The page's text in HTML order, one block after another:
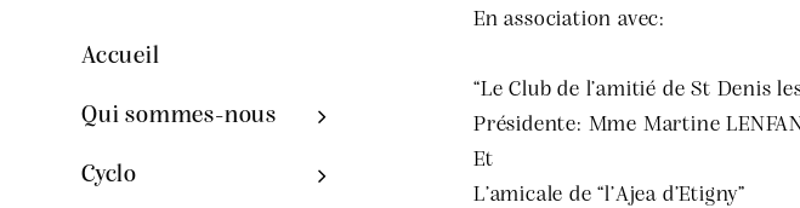
Accueil
Qui sommes-nous
Cyclo
En association avec:
“Le Club de l’amitié de St Denis
Présidente: Mme Martine
Et
L’amicale de “l’Ajea d’Etigny”